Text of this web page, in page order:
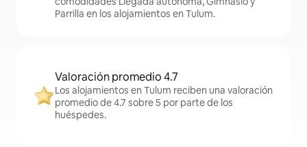
Parrilla en los alojamientos en Tulum.
Valoración promedio 4.7
Los alojamientos en Tulum reciben una valoración
promedio de 4.7 sobre 5 por parte de los
huéspedes.